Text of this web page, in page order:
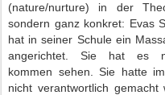
(nature/nurture) in der
sondern ganz konkret: Evas
hat in seiner Schule ein
angerichtet. Sie hat es
kommen sehen. Sie hatte
nicht verantwortlich